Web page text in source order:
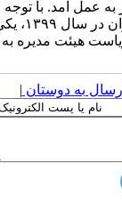
آمد. با توجه
به کسب رتبه A انجمن آکوستیک و ارتعاشات ایران در سال ۱۳۹۹، یکی
هیئت مدیره به
به دوستان|